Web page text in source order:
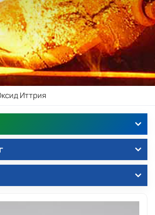
Иттрия